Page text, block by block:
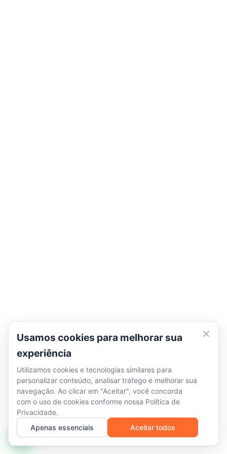
Usamos cookies para melhorar sua
experiência
Utilizamos cookies e tecnologias similares para
personalizar conteúdo, analisar tráfego e melhorar sua
navegação. Ao clicar em "Aceitar", você concorda
com o uso de cookies conforme nossa Política de
Privacidade.
Apenas essenciais
Aceitar todos